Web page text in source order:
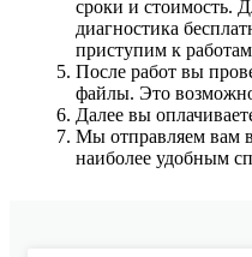
сроки и стоимость.
диагностика
приступим к
После работ вы
файлы. Это
Далее вы
Мы отправляем вам
наиболее удобным